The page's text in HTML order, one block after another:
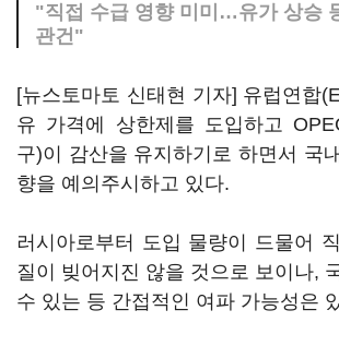
"직접 수급 영향 미미…유가 상승
관건"
[뉴스토마토 신태현 기자] 유럽연합
유 가격에 상한제를 도입하고
구)이 감산을 유지하기로 하면서 국
향을 예의주시하고 있다.
러시아로부터 도입 물량이 드물어
질이 빚어지진 않을 것으로 보이나,
수 있는 등 간접적인 여파 가능성은